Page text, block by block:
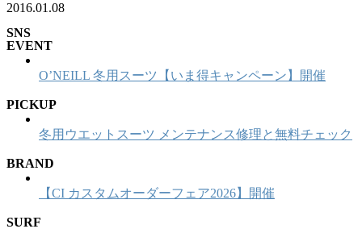
2016.01.08
SNS
EVENT
O’NEILL 冬用スーツ【いま得キャンペーン】開催
PICKUP
冬用ウエットスーツ メンテナンス修理と無料チェック
BRAND
【CI カスタムオーダーフェア2026】開催
SURF